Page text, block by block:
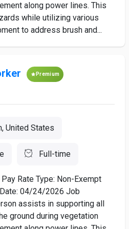
along power lines. This
while utilizing various
to address brush and...
Premium
United States
Full-time
Rate Type: Non-Exempt
04/24/2026 Job
assists in supporting all
ground during vegetation